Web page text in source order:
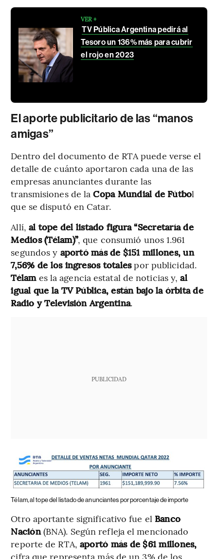
VER +
TV Pública Argentina pedirá al
Tesoro un 136% más para cubrir
el rojo en 2023
El aporte publicitario de las “manos
amigas”
Dentro del documento de RTA puede verse el
detalle de cuánto aportaron cada una de las
empresas anunciantes durante las
transmisiones de laCopa Mundial de Fútbol
que se disputó en Catar.
Allí, al tope del listado figura “Secretaría de
Medios (Télam)”, que consumió unos 1.961
segundos y aportó más de $151 millones, un
7,56% de los ingresos totalespor publicidad.
Télames la agencia estatal de noticias y,al
igual que la TV Pública, están bajo la órbita de
Radio y Televisión Argentina.
PUBLICIDAD
Télam, al tope del listado de anunciantes por porcentaje de importe
Otro aportante significativo fue el Banco
Nación(BNA). Según refleja el mencionado
reporte de RTA, aportó más de $61 millones,
cifra que representa más de un 3% de los